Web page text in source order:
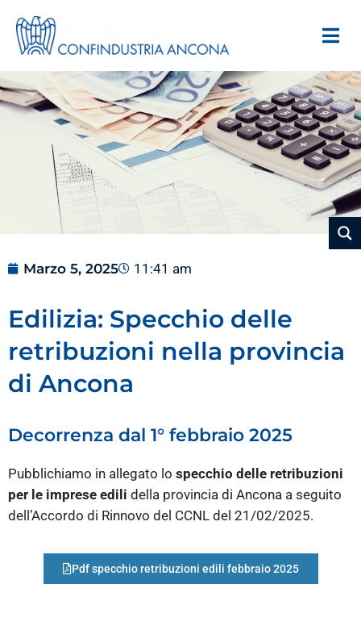
Marzo 5, 2025 11:41 am
Edilizia: Specchio delle
retribuzioni nella provincia
di Ancona
Decorrenza dal 1° febbraio 2025
Pubblichiamo in allegato lo specchio delle retribuzioni
per le imprese edili della provincia di Ancona a seguito
dell’Accordo di Rinnovo del CCNL del 21/02/2025.
Pdf specchio retribuzioni edili febbraio 2025